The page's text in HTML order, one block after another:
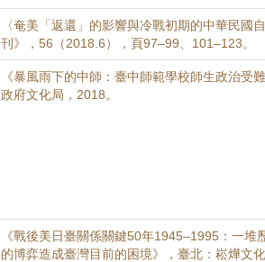
〈奄美「返還」的影響與冷戰初期的中華民國
刊》，56（2018.6），頁97–99、101–123。
《暴風雨下的中師：臺中師範學校師生政治受
政府文化局，2018。
《戰後美日臺關係關鍵50年1945–1995：一堆
的博弈造成臺灣目前的困境》，臺北：崧燁文